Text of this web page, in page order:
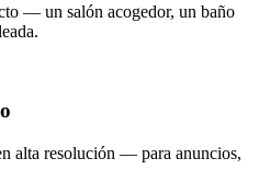
— un salón acogedor, un baño
alta resolución — para anuncios,